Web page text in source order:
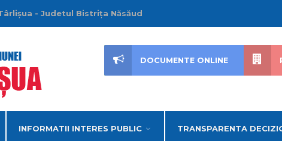
- Judetul Bistrița Năsăud
INFORMATII INTERES PUBLIC TRANSPARENTA
DOCUMENTE ONLINE